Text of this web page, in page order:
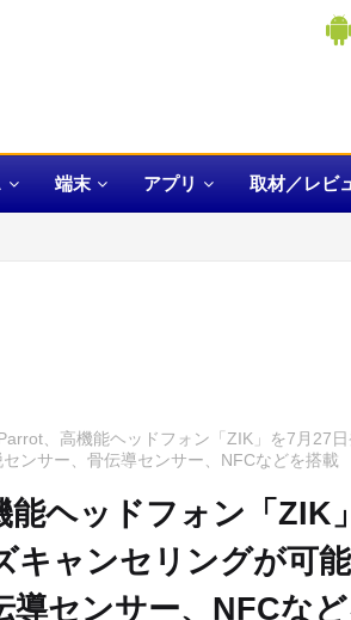
端末 アプリ 取材／レビ
、高機能ヘッドフォン「ZIK」を7月27
ンサー、骨伝導センサー、NFCなどを搭載
ヘッドフォン「ZIK
キャンセリングが可
導センサー、NFCな